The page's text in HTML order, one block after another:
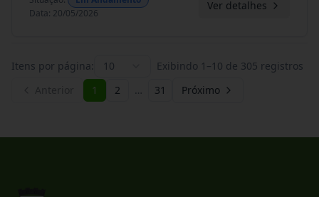
Data: 20/05/2026
Ver detalhes
Itens por página: 10 Exibindo 1 –10 de 305 registros
1 2 … 31 Próximo